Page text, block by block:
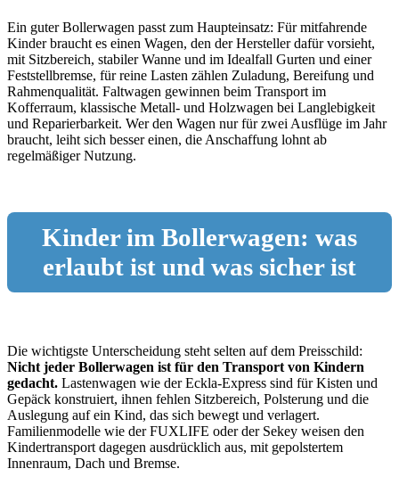
Ein guter Bollerwagen passt zum Haupteinsatz: Für mitfahrende
Kinder braucht es einen Wagen, den der Hersteller dafür vorsieht,
mit Sitzbereich, stabiler Wanne und im Idealfall Gurten und einer
Feststellbremse, für reine Lasten zählen Zuladung, Bereifung und
Rahmenqualität. Faltwagen gewinnen beim Transport im
Kofferraum, klassische Metall- und Holzwagen bei Langlebigkeit
und Reparierbarkeit. Wer den Wagen nur für zwei Ausflüge im Jahr
braucht, leiht sich besser einen, die Anschaffung lohnt ab
regelmäßiger Nutzung.
Kinder im Bollerwagen: was
erlaubt ist und was sicher ist
Die wichtigste Unterscheidung steht selten auf dem Preisschild:
Nicht jeder Bollerwagen ist für den Transport von Kindern
gedacht. Lastenwagen wie der Eckla-Express sind für Kisten und
Gepäck konstruiert, ihnen fehlen Sitzbereich, Polsterung und die
Auslegung auf ein Kind, das sich bewegt und verlagert.
Familienmodelle wie der FUXLIFE oder der Sekey weisen den
Kindertransport dagegen ausdrücklich aus, mit gepolstertem
Innenraum, Dach und Bremse.